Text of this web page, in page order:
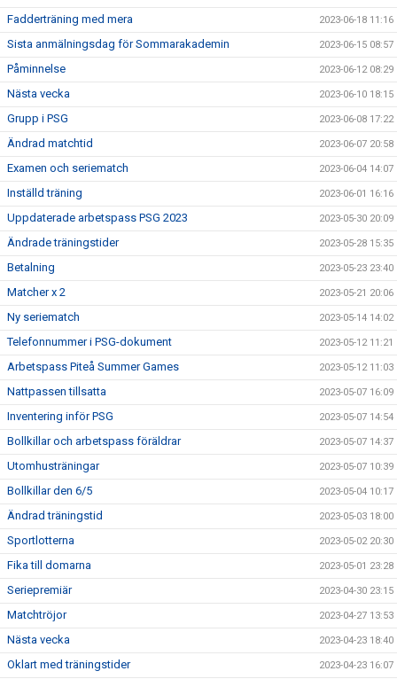
Fadderträning med mera 2023-06-18 11:16
Sista anmälningsdag för Sommarakademin 2023-06-15 08:57
Påminnelse 2023-06-12 08:29
Nästa vecka 2023-06-10 18:15
Grupp i PSG 2023-06-08 17:22
Ändrad matchtid 2023-06-07 20:58
Examen och seriematch 2023-06-04 14:07
Inställd träning 2023-06-01 16:16
Uppdaterade arbetspass PSG 2023 2023-05-30 20:09
Ändrade träningstider 2023-05-28 15:35
Betalning 2023-05-23 23:40
Matcher x 2 2023-05-21 20:06
Ny seriematch 2023-05-14 14:02
Telefonnummer i PSG-dokument 2023-05-12 11:21
Arbetspass Piteå Summer Games 2023-05-12 11:03
Nattpassen tillsatta 2023-05-07 16:09
Inventering inför PSG 2023-05-07 14:54
Bollkillar och arbetspass föräldrar 2023-05-07 14:37
Utomhusträningar 2023-05-07 10:39
Bollkillar den 6/5 2023-05-04 10:17
Ändrad träningstid 2023-05-03 18:00
Sportlotterna 2023-05-02 20:30
Fika till domarna 2023-05-01 23:28
Seriepremiär 2023-04-30 23:15
Matchtröjor 2023-04-27 13:53
Nästa vecka 2023-04-23 18:40
Oklart med träningstider 2023-04-23 16:07